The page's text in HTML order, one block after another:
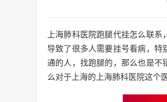
上海肺科医院跑腿代挂怎么联
导致了很多人需要挂号看病，特
通的人，找跑腿的，那么也是不
么对于上海的上海肺科医院这个